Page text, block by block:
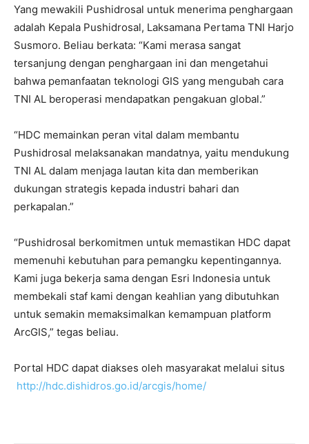
Yang mewakili Pushidrosal untuk menerima penghargaan
adalah Kepala Pushidrosal, Laksamana Pertama TNI Harjo
Susmoro. Beliau berkata: “Kami merasa sangat
tersanjung dengan penghargaan ini dan mengetahui
bahwa pemanfaatan teknologi GIS yang mengubah cara
TNI AL beroperasi mendapatkan pengakuan global.”
“HDC memainkan peran vital dalam membantu
Pushidrosal melaksanakan mandatnya, yaitu mendukung
TNI AL dalam menjaga lautan kita dan memberikan
dukungan strategis kepada industri bahari dan
perkapalan.”
“Pushidrosal berkomitmen untuk memastikan HDC dapat
memenuhi kebutuhan para pemangku kepentingannya.
Kami juga bekerja sama dengan Esri Indonesia untuk
membekali staf kami dengan keahlian yang dibutuhkan
untuk semakin memaksimalkan kemampuan platform
ArcGIS,” tegas beliau.
Portal HDC dapat diakses oleh masyarakat melalui situs
http://hdc.dishidros.go.id/arcgis/home/